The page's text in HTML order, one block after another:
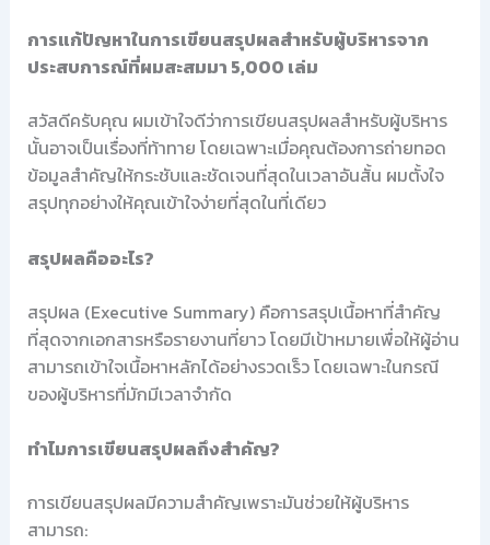
การแก้ปัญหาในการเขียนสรุปผลสำหรับผู้บริหารจาก
ประสบการณ์ที่ผมสะสมมา 5,000 เล่ม
สวัสดีครับคุณ ผมเข้าใจดีว่าการเขียนสรุปผลสำหรับผู้บริหาร
นั้นอาจเป็นเรื่องที่ท้าทาย โดยเฉพาะเมื่อคุณต้องการถ่ายทอด
ข้อมูลสำคัญให้กระชับและชัดเจนที่สุดในเวลาอันสั้น ผมตั้งใจ
สรุปทุกอย่างให้คุณเข้าใจง่ายที่สุดในที่เดียว
สรุปผลคืออะไร?
สรุปผล (Executive Summary) คือการสรุปเนื้อหาที่สำคัญ
ที่สุดจากเอกสารหรือรายงานที่ยาว โดยมีเป้าหมายเพื่อให้ผู้อ่าน
สามารถเข้าใจเนื้อหาหลักได้อย่างรวดเร็ว โดยเฉพาะในกรณี
ของผู้บริหารที่มักมีเวลาจำกัด
ทำไมการเขียนสรุปผลถึงสำคัญ?
การเขียนสรุปผลมีความสำคัญเพราะมันช่วยให้ผู้บริหาร
สามารถ: